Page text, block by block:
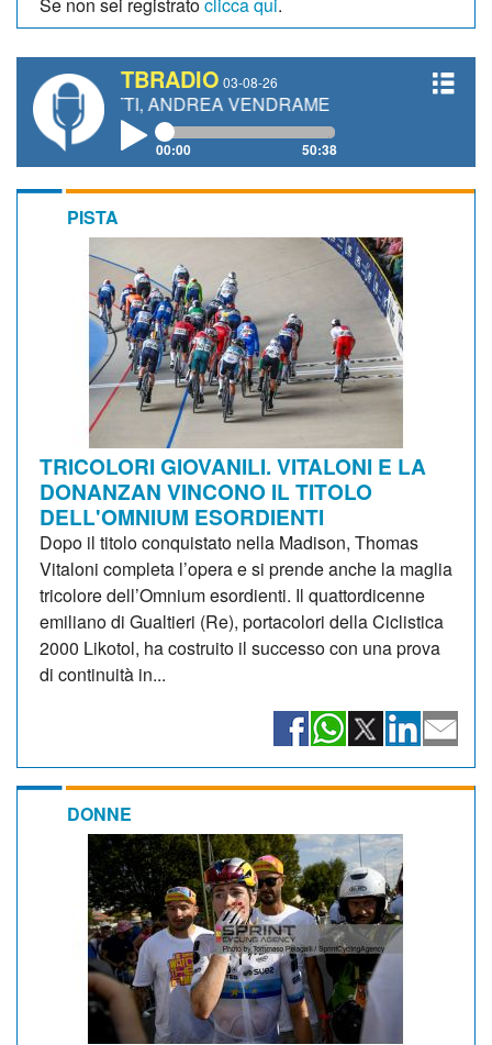
TBRADIO 03-08-26
ANDREA VENDRAME, FILIPPO FIORELLI
00:00 50:38
PISTA
TRICOLORI GIOVANILI. VITALONI E LA
DONANZAN VINCONO IL TITOLO
DELL'OMNIUM ESORDIENTI
Dopo il titolo conquistato nella Madison, Thomas
Vitaloni completa l’opera e si prende anche la maglia
tricolore dell’Omnium esordienti. Il quattordicenne
emiliano di Gualtieri (Re), portacolori della Ciclistica
2000 Likotol, ha costruito il successo con una prova
di continuità in...
DONNE